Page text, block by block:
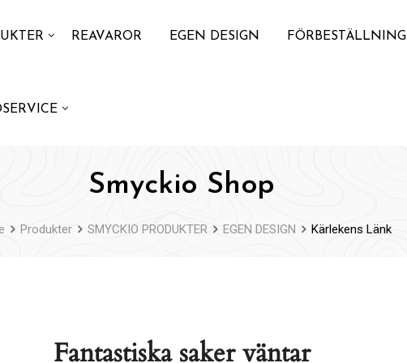
REAVAROR EGEN DESIGN FÖRBESTÄLLNING
Smyckio Shop
Produkter SMYCKIO PRODUKTER EGEN DESIGN Kärlekens Länk
Fantastiska saker väntar